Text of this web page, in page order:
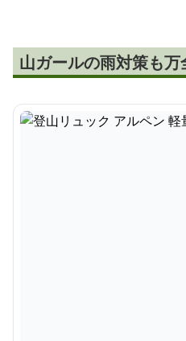
山ガールの雨対策も